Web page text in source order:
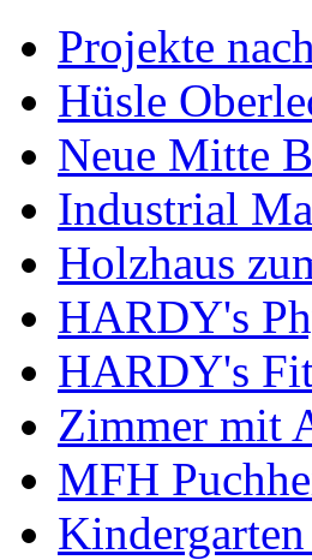
Projekte
Hüsle
Neue Mitte
Industrial
Holzhaus
HARDY's
HARDY's
Zimmer mit
MFH